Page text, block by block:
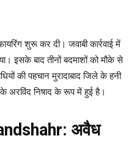
शुरू कर दी। जवाबी कार्रवाई में
इसके बाद तीनों बदमाशों को मौके से
की पहचान मुरादाबाद जिले के हनी
अरविंद निषाद के रूप में हुई है।
अवैध